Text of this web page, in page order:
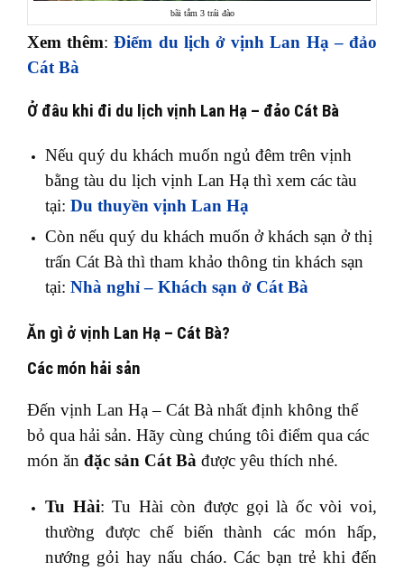
bãi tắm 3 trái đào
Xem thêm:Điểm du lịch ở vịnh Lan Hạ – đảo
Cát Bà
Ở đâu khi đi du lịch vịnh Lan Hạ – đảo Cát Bà
Nếu quý du khách muốn ngủ đêm trên vịnh
bằng tàu du lịch vịnh Lan Hạ thì xem các tàu
tại: Du thuyền vịnh Lan Hạ
Còn nếu quý du khách muốn ở khách sạn ở thị
trấn Cát Bà thì tham khảo thông tin khách sạn
tại: Nhà nghỉ – Khách sạn ở Cát Bà
Ăn gì ở vịnh Lan Hạ – Cát Bà?
Các món hải sản
Đến vịnh Lan Hạ – Cát Bà nhất định không thể
bỏ qua hải sản. Hãy cùng chúng tôi điểm qua các
món ăn đặc sản Cát Bà được yêu thích nhé.
Tu Hài: Tu Hài còn được gọi là ốc vòi voi,
thường được chế biến thành các món hấp,
nướng gỏi hay nấu cháo. Các bạn trẻ khi đến